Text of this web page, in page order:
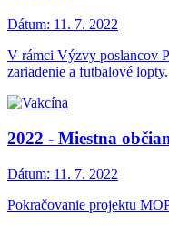
Dátum: 11. 7. 2022
V rámci Výzvy poslancov
zariadenie a futbalové lopty.
2022 - Miestna
Dátum: 11. 7. 2022
Pokračovanie projektu